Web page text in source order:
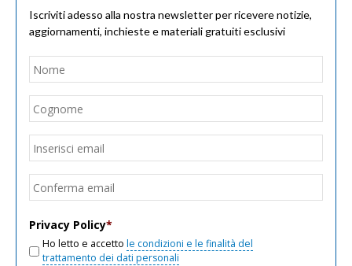
Iscriviti adesso alla nostra newsletter per ricevere notizie,
aggiornamenti, inchieste e materiali gratuiti esclusivi
Nome
Email
Privacy Policy*
Ho letto e accetto le condizioni e le finalità del
trattamento dei dati personali